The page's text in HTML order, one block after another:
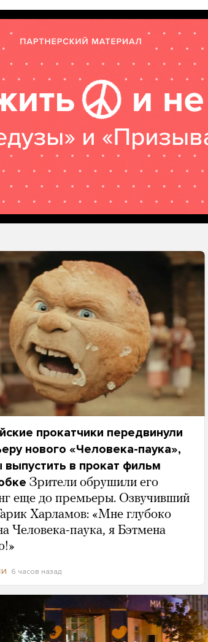
прокатчики передвинули
нового «Человека-паука»,
выпустить в прокат фильм
Зрители обрушили его
еще до премьеры. Озвучивший
Харламов: «Мне глубоко
Человека-паука, я Бэтмена
6 часов назад